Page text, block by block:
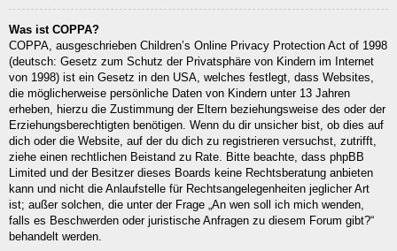
Was ist COPPA?
COPPA, ausgeschrieben Children’s Online Privacy Protection Act of 1998
(deutsch: Gesetz zum Schutz der Privatsphäre von Kindern im Internet
von 1998) ist ein Gesetz in den USA, welches festlegt, dass Websites,
die möglicherweise persönliche Daten von Kindern unter 13 Jahren
erheben, hierzu die Zustimmung der Eltern beziehungsweise des oder der
Erziehungsberechtigten benötigen. Wenn du dir unsicher bist, ob dies auf
dich oder die Website, auf der du dich zu registrieren versuchst, zutrifft,
ziehe einen rechtlichen Beistand zu Rate. Bitte beachte, dass phpBB
Limited und der Besitzer dieses Boards keine Rechtsberatung anbieten
kann und nicht die Anlaufstelle für Rechtsangelegenheiten jeglicher Art
ist; außer solchen, die unter der Frage „An wen soll ich mich wenden,
falls es Beschwerden oder juristische Anfragen zu diesem Forum gibt?“
behandelt werden.